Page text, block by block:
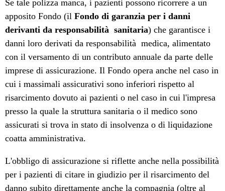
Se tale polizza manca, i pazienti possono ricorrere a un
apposito Fondo (ilFondo di garanzia per i danni
derivanti da responsabilità sanitaria) che garantisce i
danni loro derivati da responsabilità medica, alimentato
con il versamento di un contributo annuale da parte delle
imprese di assicurazione. Il Fondo opera anche nel caso in
cui i massimali assicurativi sono inferiori rispetto al
risarcimento dovuto ai pazienti o nel caso in cui l'impresa
presso la quale la struttura sanitaria o il medico sono
assicurati si trova in stato di insolvenza o di liquidazione
coatta amministrativa.
L'obbligo di assicurazione si riflette anche nella possibilità
per i pazienti di citare in giudizio per il risarcimento del
danno subito direttamente anche la compagnia (oltre al